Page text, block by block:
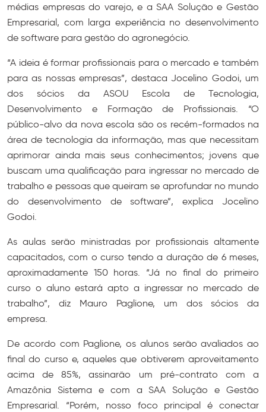
médias empresas do varejo, e a SAA Solução e Gestão
Empresarial, com larga experiência no desenvolvimento
de software para gestão do agronegócio.
“A ideia é formar profissionais para o mercado e também
para as nossas empresas”, destaca Jocelino Godoi, um
dos sócios da ASOU Escola de Tecnologia,
Desenvolvimento e Formação de Profissionais. “O
público-alvo da nova escola são os recém-formados na
área de tecnologia da informação, mas que necessitam
aprimorar ainda mais seus conhecimentos; jovens que
buscam uma qualificação para ingressar no mercado de
trabalho e pessoas que queiram se aprofundar no mundo
do desenvolvimento de software”, explica Jocelino
Godoi.
As aulas serão ministradas por profissionais altamente
capacitados, com o curso tendo a duração de 6 meses,
aproximadamente 150 horas. “Já no final do primeiro
curso o aluno estará apto a ingressar no mercado de
trabalho”, diz Mauro Paglione, um dos sócios da
empresa.
De acordo com Paglione, os alunos serão avaliados ao
final do curso e, aqueles que obtiverem aproveitamento
acima de 85%, assinarão um pré-contrato com a
Amazônia Sistema e com a SAA Solução e Gestão
Empresarial. “Porém, nosso foco principal é conectar